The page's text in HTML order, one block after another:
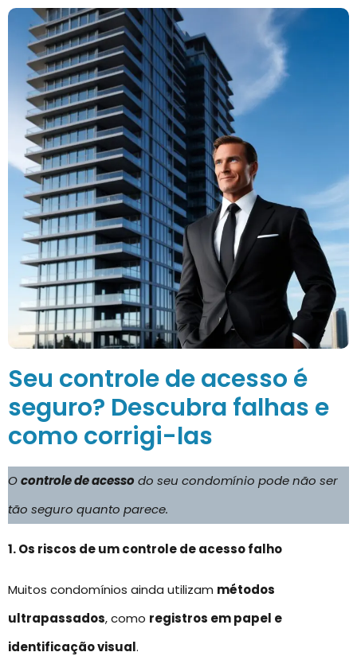
Seu controle de acesso é
seguro? Descubra falhas e
como corrigi-las
Ocontrole de acessodo seu condomínio pode não ser
tão seguro quanto parece.
1. Os riscos de um controle de acesso falho
Muitos condomínios ainda utilizam métodos
ultrapassados, como registros em papel e
identificação visual.